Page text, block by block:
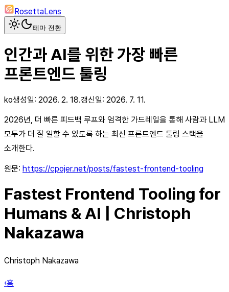
RosettaLens
테마 전환
인간과 AI를 위한 가장 빠른
프론트엔드 툴링
ko생성일: 2026. 2. 18.갱신일: 2026. 7. 11.
2026년, 더 빠른 피드백 루프와 엄격한 가드레일을 통해 사람과 LLM
모두가 더 잘 일할 수 있도록 하는 최신 프론트엔드 툴링 스택을
소개한다.
원문: https://cpojer.net/posts/fastest-frontend-tooling
Fastest Frontend Tooling for
Humans & AI | Christoph
Nakazawa
Christoph Nakazawa
‹홈